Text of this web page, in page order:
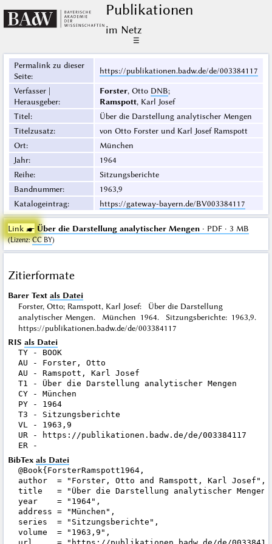
Publikationen
im Netz
☰
Permalink zu dieser
Seite:
https://publikationen.badw.de/de/003384117
Verfasser |
Herausgeber:
Forster, Otto DNB;
Ramspott, Karl Josef
Titel:
Über die Darstellung analytischer Mengen
Titelzusatz:
von Otto Forster und Karl Josef Ramspott
Ort:
München
Jahr:
1964
Reihe:
Sitzungsberichte
Bandnummer:
1963,9
Katalogeintrag: https://gateway-bayern.de/BV003384117
Link ☛ Über die Darstellung analytischer Mengen· PDF · 3 MB
(Lizenz:CC BY)
Zitierformate
Barer Text als Datei
Forster, Otto; Ramspott, Karl Josef: Über die Darstellung
analytischer Mengen. München 1964. Sitzungsberichte: 1963,9.
https://publikationen.badw.de/de/003384117
RIS als Datei
TY - BOOK
AU - Forster, Otto
AU - Ramspott, Karl Josef
T1 - Über die Darstellung analytischer Mengen
CY - München
PY - 1964
T3 - Sitzungsberichte
VL - 1963,9
UR - https://publikationen.badw.de/de/003384117
BibTex als Datei
@Book{ForsterRamspott1964,
author  = "Forster, Otto and Ramspott, Karl Josef",
title   = "Über die Darstellung analytischer
year    = "1964",
address = "München",
series  = "Sitzungsberichte",
volume  = "1963,9",